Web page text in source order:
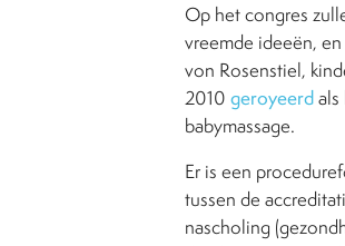
Op het congres
vreemde ideeën,
von Rosenstiel,
2010 geroyeerd
babymassage.
Er is een
tussen de
nascholing